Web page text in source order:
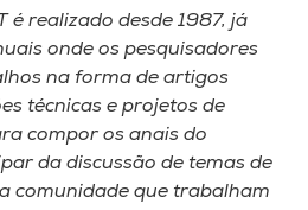
é realizado desde 1987, já
onde os pesquisadores
na forma de artigos
técnicas e projetos de
compor os anais do
da discussão de temas de
comunidade que trabalham